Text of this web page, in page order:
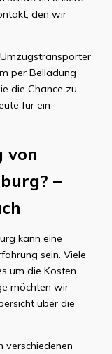
den wir
per Beiladung
die Chance zu
für ein
von
–
kann eine
sein. Viele
um die Kosten
möchten wir
über die
verschiedenen